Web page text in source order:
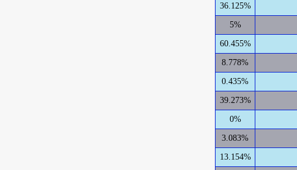
36.125%
5%
60.455%
8.778%
0.435%
39.273%
0%
3.083%
13.154%